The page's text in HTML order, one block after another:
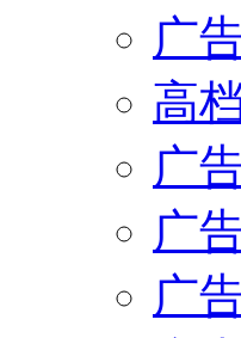
广
高
广
广
广